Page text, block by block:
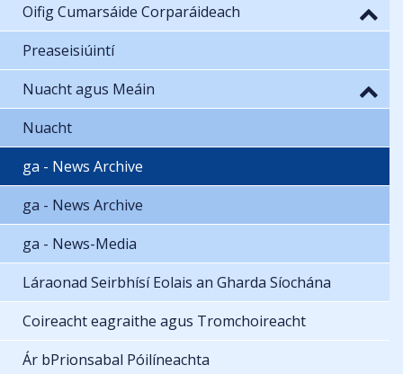
Oifig Cumarsáide Corparáideach
Preaseisiúintí
Nuacht agus Meáin
Nuacht
ga - News Archive
ga - News Archive
ga - News-Media
Láraonad Seirbhísí Eolais an Gharda Síochána
Coireacht eagraithe agus Tromchoireacht
Ár bPrionsabal Póilíneachta